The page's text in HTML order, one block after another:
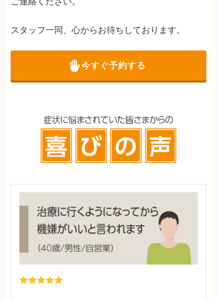
スタッフ一同、心からお待ちしております。
今すぐ予約する